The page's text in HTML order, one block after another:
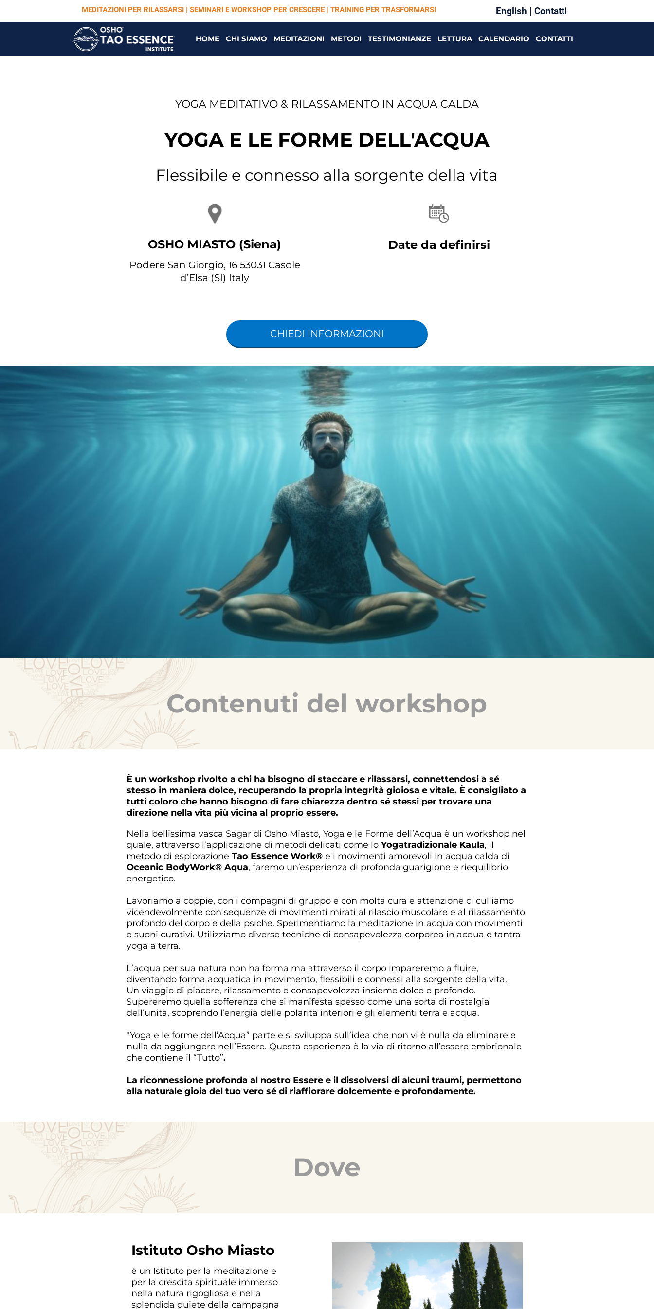
MEDITAZIONI PER RILASSARSI | SEMINARI E WORKSHOP PER CRESCERE | TRAINING PER TRASFORMARSI English | Contatti
HOME CHI SIAMO MEDITAZIONI METODI TESTIMONIANZE LETTURA CALENDARIO CONTATTI
YOGA MEDITATIVO & RILASSAMENTO IN ACQUA CALDA
YOGA E LE FORME DELL'ACQUA
Flessibile e connesso alla sorgente della vita
OSHO MIASTO (Siena)
Podere San Giorgio, 16 53031 Casole
d’Elsa (SI) Italy
Date da definirsi
CHIEDI INFORMAZIONI
Contenuti del workshop
È un workshop rivolto a chi ha bisogno di staccare e rilassarsi, connettendosi a sé
stesso in maniera dolce, recuperando la propria integrità gioiosa e vitale. È consigliato a
tutti coloro che hanno bisogno di fare chiarezza dentro sé stessi per trovare una
direzione nella vita più vicina al proprio essere.
Nella bellissima vasca Sagar di Osho Miasto, Yoga e le Forme dell’Acqua è un workshop nel
quale, attraverso l’applicazione di metodi delicati come lo Yogatradizionale Kaula, il
metodo di esplorazione Tao Essence Work® e i movimenti amorevoli in acqua calda di
Oceanic BodyWork® Aqua, faremo un’esperienza di profonda guarigione e riequilibrio
energetico.
Lavoriamo a coppie, con i compagni di gruppo e con molta cura e attenzione ci culliamo
vicendevolmente con sequenze di movimenti mirati al rilascio muscolare e al rilassamento
profondo del corpo e della psiche. Sperimentiamo la meditazione in acqua con movimenti
e suoni curativi. Utilizziamo diverse tecniche di consapevolezza corporea in acqua e tantra
yoga a terra.
L’acqua per sua natura non ha forma ma attraverso il corpo impareremo a fluire,
diventando forma acquatica in movimento, flessibili e connessi alla sorgente della vita.
Un viaggio di piacere, rilassamento e consapevolezza insieme dolce e profondo.
Supereremo quella sofferenza che si manifesta spesso come una sorta di nostalgia
dell’unità, scoprendo l’energia delle polarità interiori e gli elementi terra e acqua.
"Yoga e le forme dell’Acqua” parte e si sviluppa sull’idea che non vi è nulla da eliminare e
nulla da aggiungere nell’Essere. Questa esperienza è la via di ritorno all’essere embrionale
che contiene il “Tutto”.
La riconnessione profonda al nostro Essere e il dissolversi di alcuni traumi, permettono
alla naturale gioia del tuo vero sé di riaffiorare dolcemente e profondamente.
Dove
Istituto Osho Miasto
è un Istituto per la meditazione e
per la crescita spirituale immerso
nella natura rigogliosa e nella
splendida quiete della campagna